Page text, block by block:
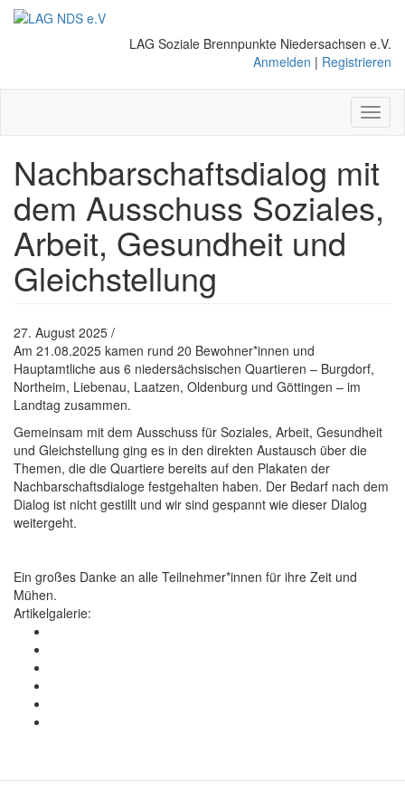
Direkt
zum
LAG Soziale Brennpunkte Niedersachsen e.V.
Anmelden | Registrieren
Nachbarschaftsdialog mit
dem Ausschuss Soziales,
Arbeit, Gesundheit und
Gleichstellung
27. August 2025 /
Am 21.08.2025 kamen rund 20 Bewohner*innen und
Hauptamtliche aus 6 niedersächsischen Quartieren – Burgdorf,
Northeim, Liebenau, Laatzen, Oldenburg und Göttingen – im
Landtag zusammen.
Gemeinsam mit dem Ausschuss für Soziales, Arbeit, Gesundheit
und Gleichstellung ging es in den direkten Austausch über die
Themen, die die Quartiere bereits auf den Plakaten der
Nachbarschaftsdialoge festgehalten haben. Der Bedarf nach dem
Dialog ist nicht gestillt und wir sind gespannt wie dieser Dialog
weitergeht.
Ein großes Danke an alle Teilnehmer*innen für ihre Zeit und
Mühen.
Artikelgalerie: